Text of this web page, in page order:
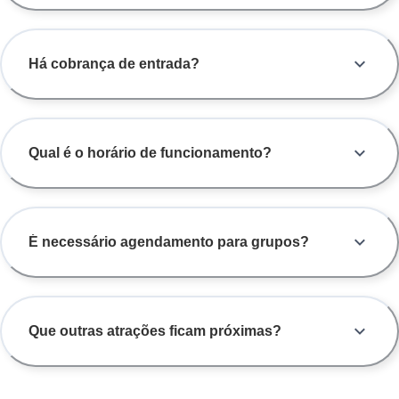
Há cobrança de entrada?
Qual é o horário de funcionamento?
É necessário agendamento para grupos?
Que outras atrações ficam próximas?